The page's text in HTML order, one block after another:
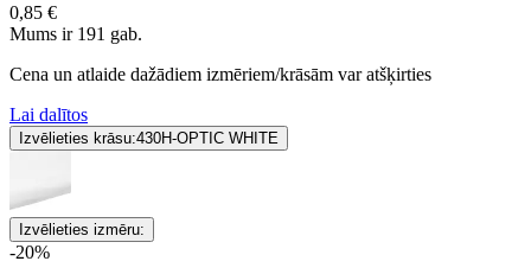
0,85 €
Mums ir 191 gab.
Cena un atlaide dažādiem izmēriem/krāsām var atšķirties
Lai dalītos
Izvēlieties krāsu:430H-OPTIC WHITE
Izvēlieties izmēru:
-20%